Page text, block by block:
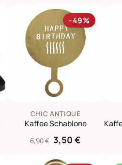
-49%
CHIC ANTIQUE
Kaffee Schablone
6,90 € 3,50 €